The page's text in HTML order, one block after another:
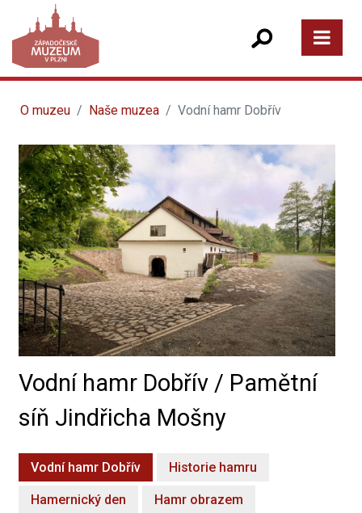
O muzeu Naše muzea Vodní hamr Dobřív
Vodní hamr Dobřív / Pamětní
síň Jindřicha Mošny
Vodní hamr Dobřív Historie hamru
Hamernický den Hamr obrazem